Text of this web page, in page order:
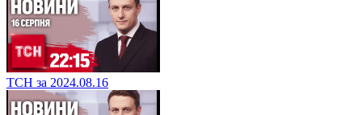
ТСН за 2024.08.16